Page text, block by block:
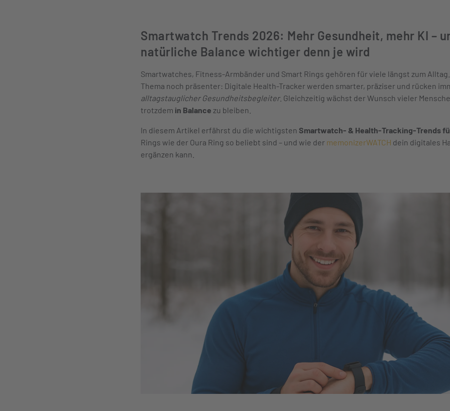
Smartwatch Trends 2026: Mehr Gesundheit, mehr KI –
natürliche Balance wichtiger denn je wird
Smartwatches, Fitness-Armbänder und Smart Rings gehören für viele längst zum
Thema noch präsenter: Digitale Health-Tracker werden smarter, präziser und rücken
alltagstauglicher Gesundheitsbegleiter. Gleichzeitig wächst der Wunsch vieler
trotzdem in Balance zu bleiben.
In diesem Artikel erfährst du die wichtigsten Smartwatch- & Health-Tracking-Trends
Rings wie der Oura Ring so beliebt sind – und wie der memonizerWATCH dein digitales
ergänzen kann.